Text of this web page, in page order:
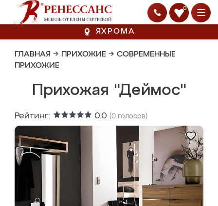
0
ЯХРОМА
ГЛАВНАЯ → ПРИХОЖИЕ → СОВРЕМЕННЫЕ
ПРИХОЖИЕ
Прихожая "Деймос"
Рейтинг: 0.0 (0 голосов)